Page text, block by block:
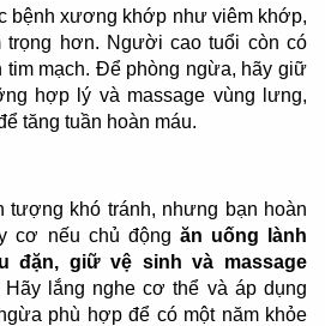
bệnh xương khớp như viêm khớp,
trọng hơn. Người cao tuổi còn có
tim mạch. Để phòng ngừa, hãy giữ
hợp lý và massage vùng lưng,
tăng tuần hoàn máu.
tượng khó tránh, nhưng bạn hoàn
cơ nếu chủ động ăn uống lành
đặn, giữ vệ sinh và massage
Hãy lắng nghe cơ thể và áp dụng
phù hợp để có một năm khỏe